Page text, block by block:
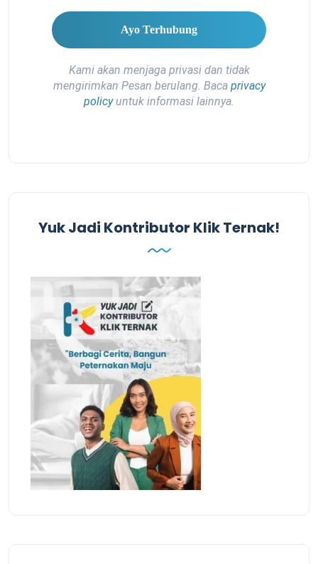
Kami akan menjaga privasi dan tidak
mengirimkan Pesan berulang. Baca privacy
policyuntuk informasi lainnya.
Yuk Jadi Kontributor Klik Ternak!